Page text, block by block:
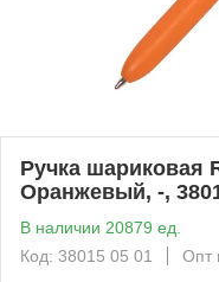
Ручка шариковая
Оранжевый, -,
В наличии 20879 ед.
Код: 38015 05 01
Опт